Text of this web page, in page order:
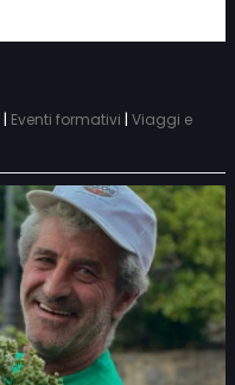
| Eventi formativi | Viaggi e